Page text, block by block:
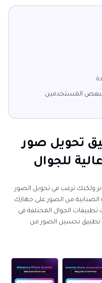
لبعض المستخدمين.
تحويل صور
للجوال
ولكنك ترغب في تحويل الصور
الضبابية من الصور على جهازك
الجوال المختلفة في
تطبيق تحسين الصور من